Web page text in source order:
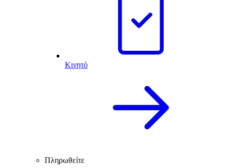
Κινητό
Πληρωθείτε